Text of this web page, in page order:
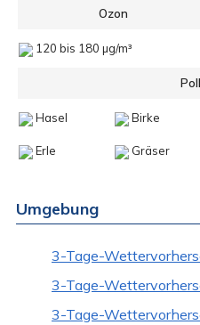
Ozon
120 bis 180 µg/m³
Hasel Birke
Erle Gräser
Umgebung
3-Tage-
3-Tage-
3-Tage-